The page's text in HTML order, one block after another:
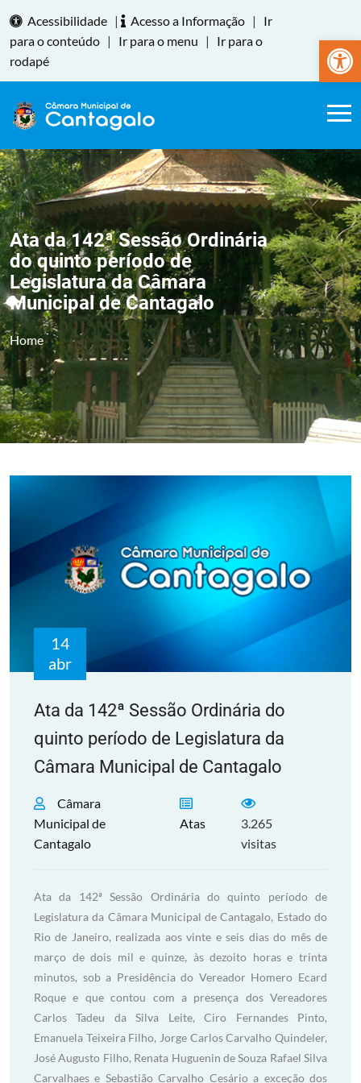
Abrir
Acessibilidade | Acesso a Informação |
Ir
para o conteúdo | Ir para o menu |
Ir para o
rodapé
Ata da 142ª Sessão Ordinária
do quinto período de
Legislatura da Câmara
Municipal de Cantagalo
Home
14
abr
Ata da 142ª Sessão Ordinária do
quinto período de Legislatura da
Câmara Municipal de Cantagalo
Câmara
Municipal de
Cantagalo
Atas
3.265
visitas
Ata da 142ª Sessão Ordinária do quinto período de
Legislatura da Câmara Municipal de Cantagalo, Estado do
Rio de Janeiro, realizada aos vinte e seis dias do mês de
março de dois mil e quinze, às dezoito horas e trinta
minutos, sob a Presidência do Vereador Homero Ecard
Roque e que contou com a presença dos Vereadores
Carlos Tadeu da Silva Leite, Ciro Fernandes Pinto,
Emanuela Teixeira Filho, Jorge Carlos Carvalho Quindeler,
José Augusto Filho, Renata Huguenin de Souza Rafael Silva
Carvalhaes e Sebastião Carvalho Cesário a exceção dos